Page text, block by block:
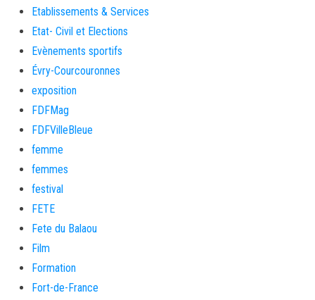
Etablissements & Services
Etat- Civil et Elections
Evènements sportifs
Évry-Courcouronnes
exposition
FDFMag
FDFVilleBleue
femme
femmes
festival
FETE
Fete du Balaou
Film
Formation
Fort-de-France